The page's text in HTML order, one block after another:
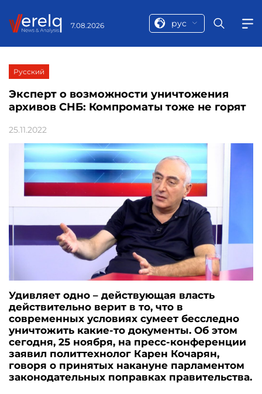
7.08.2026 рус
Русский
Эксперт о возможности уничтожения
архивов СНБ: Компроматы тоже не горят
25.11.2022
Удивляет одно – действующая власть
действительно верит в то, что в
современных условиях сумеет бесследно
уничтожить какие-то документы. Об этом
сегодня, 25 ноября, на пресс-конференции
заявил политтехнолог Карен Кочарян,
говоря о принятых накануне парламентом
законодательных поправках правительства.